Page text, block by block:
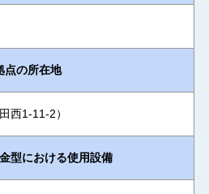
点の所在地
西1-11-2）
型における使用設備